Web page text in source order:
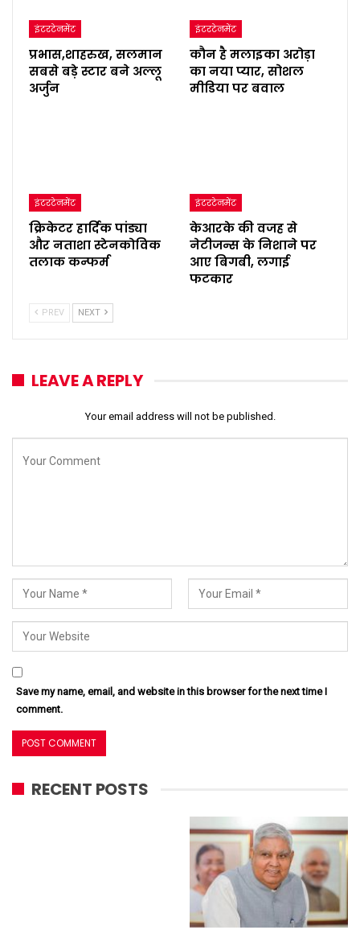
इंटरटेनमेंट
प्रभास,शाहरुख, सलमान
सबसे बड़े स्टार बने अल्लू
अर्जुन
इंटरटेनमेंट
कौन है मलाइका अरोड़ा
का नया प्यार, सोशल
मीडिया पर बवाल
इंटरटेनमेंट
क्रिकेटर हार्दिक पांड्या
और नताशा स्टेनकोविक
तलाक कन्फर्म
इंटरटेनमेंट
केआरके की वजह से
नेटीजन्स के निशाने पर
आए बिगबी, लगाई
फटकार
PREV NEXT
LEAVE A REPLY
Your email address will not be published.
Save my name, email, and website in this browser for the next time I
comment.
RECENT POSTS